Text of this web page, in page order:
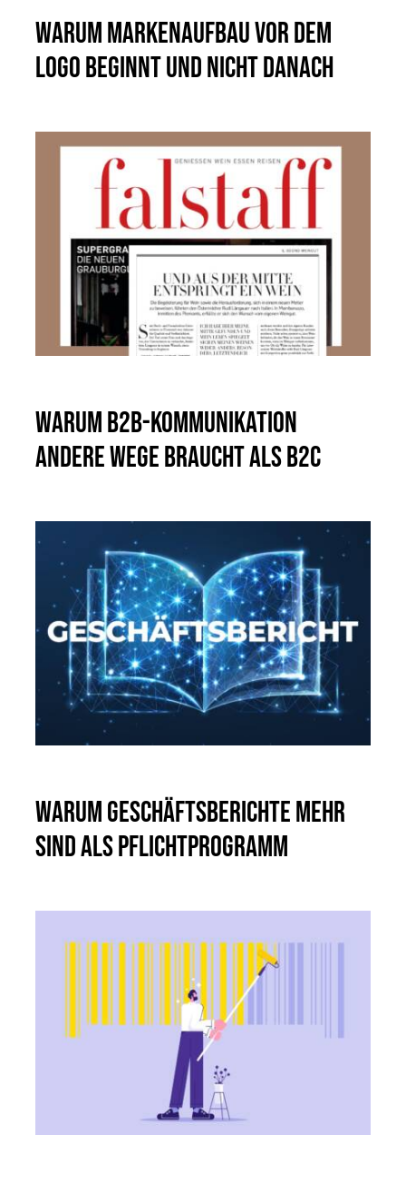
Warum Markenaufbau vor dem
Logo beginnt und nicht danach
Warum B2B-Kommunikation
andere Wege braucht als B2C
Warum Geschäftsberichte mehr
sind als Pflichtprogramm